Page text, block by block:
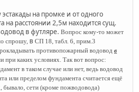
на промке и от одного
на расстоянии 2,5м находится сущ.
в футляре. Вопрос кому-то может
спрошу, в СП 18, табл. 6, прим.3
противопожарный водовод в
при каких условиях. Так вот вопрос:
в таком случае или нет, ведь водовод
или пределом фундамента считается ещё
бывало, сети (кроме пожводовода)